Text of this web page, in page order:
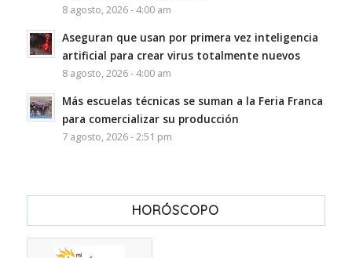
8 agosto, 2026 - 4:00 am
Aseguran que usan por primera vez inteligencia
artificial para crear virus totalmente nuevos
8 agosto, 2026 - 4:00 am
Más escuelas técnicas se suman a la Feria Franca
para comercializar su producción
7 agosto, 2026 - 2:51 pm
HORÓSCOPO